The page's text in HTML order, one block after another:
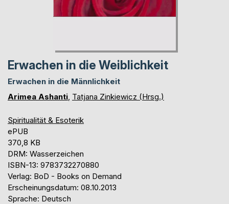
Erwachen in die Weiblichkeit
Erwachen in die Männlichkeit
Arimea Ashanti Tatjana Zinkiewicz (Hrsg.)
Spiritualität & Esoterik
ePUB
370,8 KB
DRM: Wasserzeichen
ISBN-13: 9783732270880
Verlag: BoD - Books on Demand
Erscheinungsdatum: 08.10.2013
Sprache: Deutsch